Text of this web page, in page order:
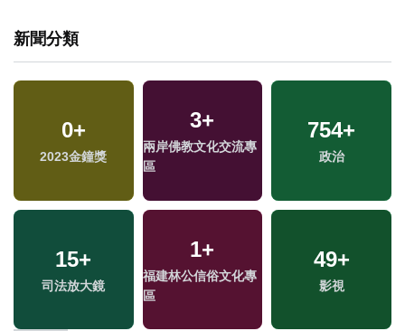
新聞分類
0+
2023金鐘獎
3+
兩岸佛教文化交流專
區
754+
政治
15+
司法放大鏡
1+
福建林公信俗文化專
區
49+
影視